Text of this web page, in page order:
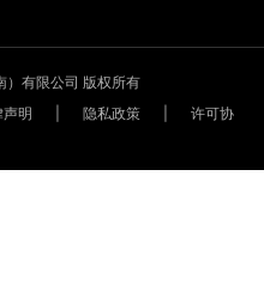
有限公司 版权所有
明 隐私政策
许可协